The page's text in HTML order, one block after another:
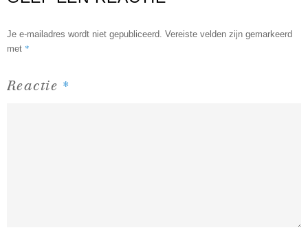
Je e-mailadres wordt niet gepubliceerd. Vereiste velden zijn gemarkeerd
met *
Reactie *